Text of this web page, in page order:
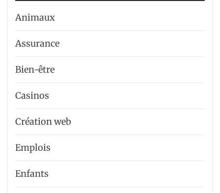
Animaux
Assurance
Bien-être
Casinos
Création web
Emplois
Enfants